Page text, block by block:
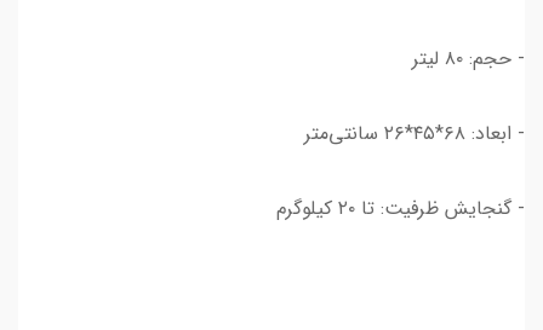
- حجم: ۸۰ لیتر
- ابعاد: ۶۸*۴۵*۲۶ سانتی‌متر
- گنجایش ظرفیت: تا ۲۰ کیلوگرم